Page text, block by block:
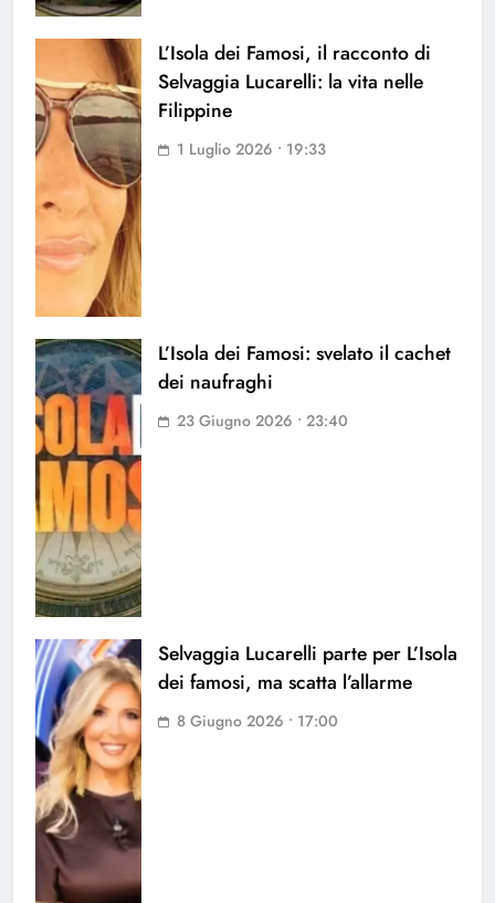
L’Isola dei Famosi, il racconto di
Selvaggia Lucarelli: la vita nelle
Filippine
1 Luglio 2026 • 19:33
L’Isola dei Famosi: svelato il cachet
dei naufraghi
23 Giugno 2026 • 23:40
Selvaggia Lucarelli parte per L’Isola
dei famosi, ma scatta l’allarme
8 Giugno 2026 • 17:00